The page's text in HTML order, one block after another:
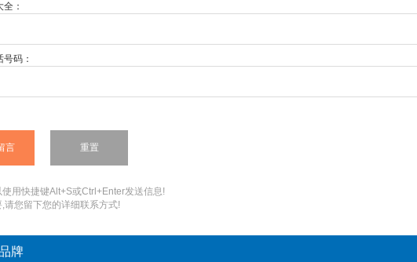
：
码：
用快捷键Alt+S或Ctrl+Enter发送信息!
请您留下您的详细联系方式!
牌